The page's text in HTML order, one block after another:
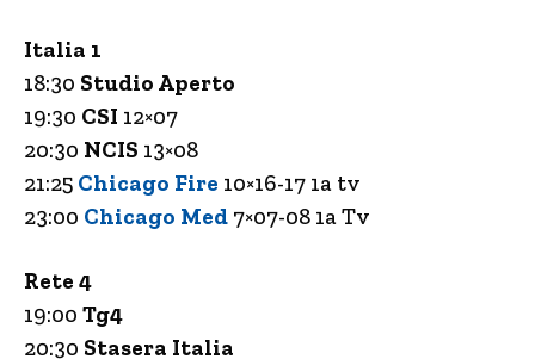
Italia 1
18:30 Studio Aperto
19:30 CSI 12×07
20:30 NCIS 13×08
21:25 Chicago Fire 10×16-17 1a tv
23:00 Chicago Med 7×07-08 1a Tv
Rete 4
19:00 Tg4
20:30 Stasera Italia